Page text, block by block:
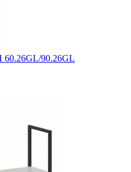
90.26GL